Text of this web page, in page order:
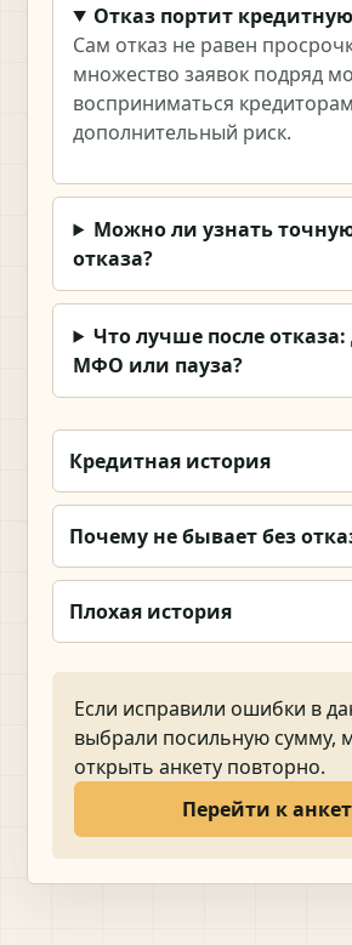
Отказ портит
Сам отказ не равен
множество заявок подряд
восприниматься
дополнительный риск.
Можно ли узнать
отказа?
Что лучше после отказа:
МФО или пауза?
Кредитная история
Почему не бывает без
Плохая история
Если исправили ошибки в
выбрали посильную сумму,
открыть анкету повторно.
Перейти к